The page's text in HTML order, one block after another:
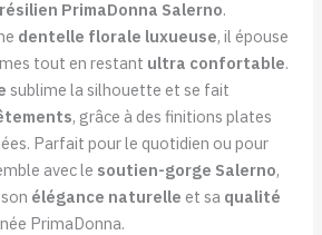
PrimaDonna Salerno.
dentelle florale luxueuse, il épouse
tout en restant ultra confortable.
sublime la silhouette et se fait
, grâce à des finitions plates
Parfait pour le quotidien ou pour
avec le soutien-gorge Salerno,
élégance naturelle et sa qualité
PrimaDonna.